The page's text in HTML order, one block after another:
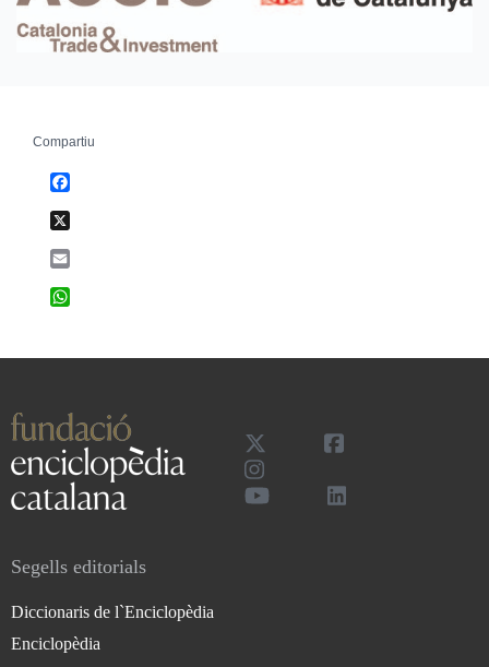
Compartiu
Segells editorials
Diccionaris de l`Enciclopèdia
Enciclopèdia